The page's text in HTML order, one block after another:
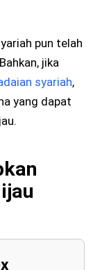
pun telah
jika
syariah,
yang dapat